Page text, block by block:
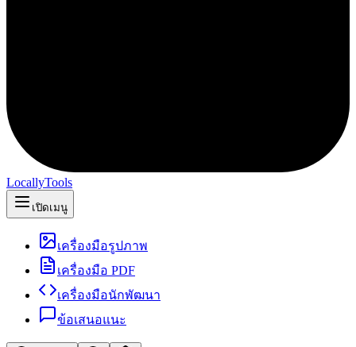
LocallyTools
เปิดเมนู
เครื่องมือรูปภาพ
เครื่องมือ PDF
เครื่องมือนักพัฒนา
ข้อเสนอแนะ